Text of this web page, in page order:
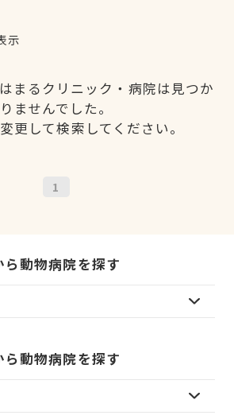
示
まるクリニック・病院は見つか
りませんでした。
更して検索してください。
1
ら動物病院を探す
ら動物病院を探す